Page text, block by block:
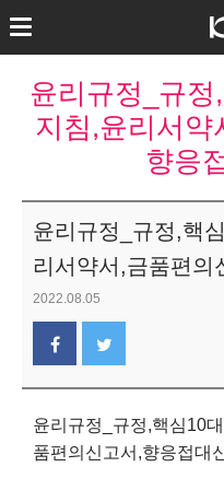
윤리규정_규
지침,윤리서약
향응
윤리규정_규정,핵
리서약서,금품편의
2022.08.05
윤리규정_규정,핵심10
품편의신고서,향응접대